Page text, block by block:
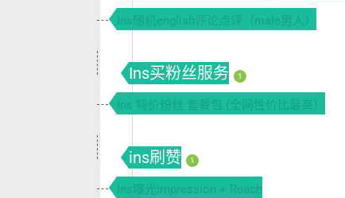
Ins随机english评论点评（male男人）
Ins买粉丝服务 1
Ins 特价粉丝 套餐包 (全网性价比最高）
ins刷赞 1
Ins曝光impression + Reach